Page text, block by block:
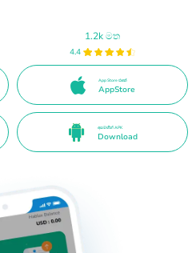
1.2k මත
4.4
App Store එකේ
AppStore
අසමඟින් APK
Download